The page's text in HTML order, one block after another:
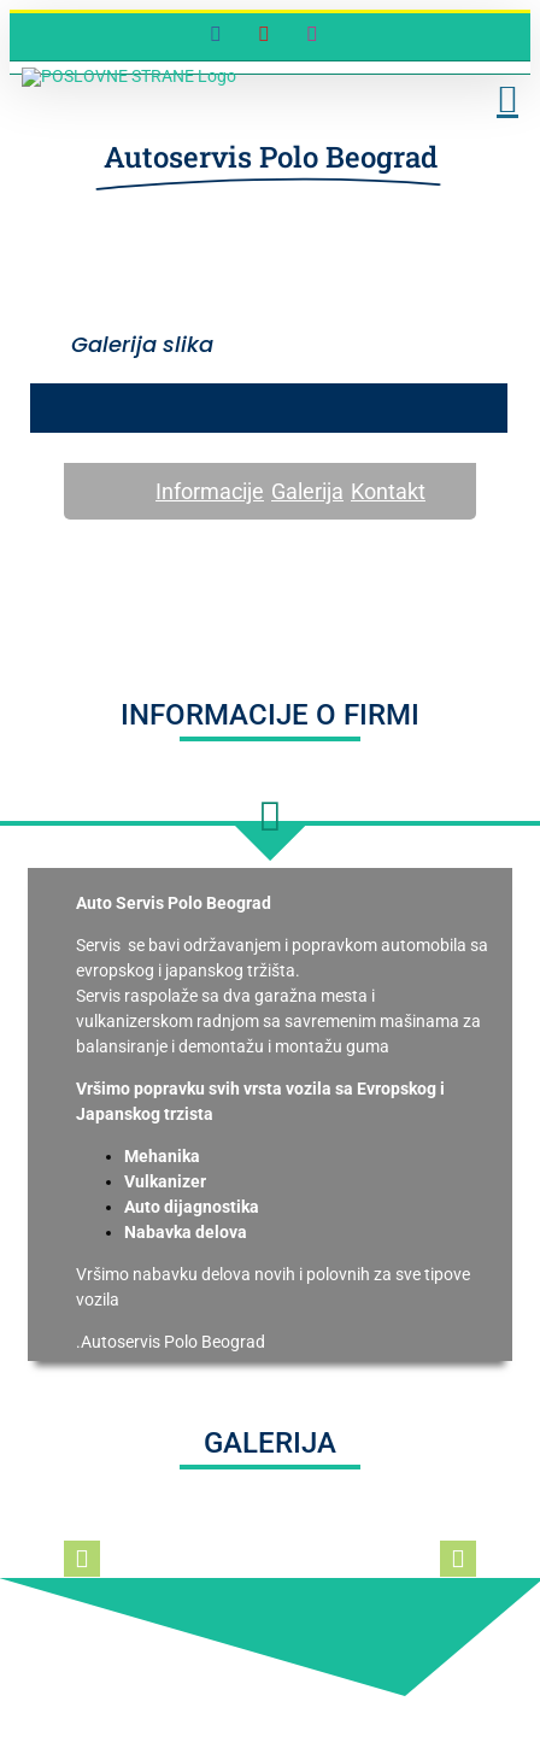
content
FacebookYouTube
Autoservis Polo Beograd
Galerija slika
Informacije Galerija Kontakt
INFORMACIJE O FIRMI
Auto Servis Polo Beograd
Servis se bavi održavanjem i popravkom automobila sa
evropskog i japanskog tržišta.
Servis raspolaže sa dva garažna mesta i
vulkanizerskom radnjom sa savremenim mašinama za
balansiranje i demontažu i montažu guma
Vršimo popravku svih vrsta vozila sa Evropskog i
Japanskog trzista
Mehanika
Vulkanizer
Auto dijagnostika
Nabavka delova
Vršimo nabavku delova novih i polovnih za sve tipove
vozila
.Autoservis Polo Beograd
GALERIJA